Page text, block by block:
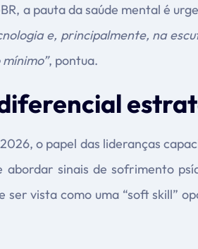
a pauta da saúde mental é
e, principalmente, na
, pontua.
o papel das lideranças
sinais de sofrimento
vista como uma “soft skill”